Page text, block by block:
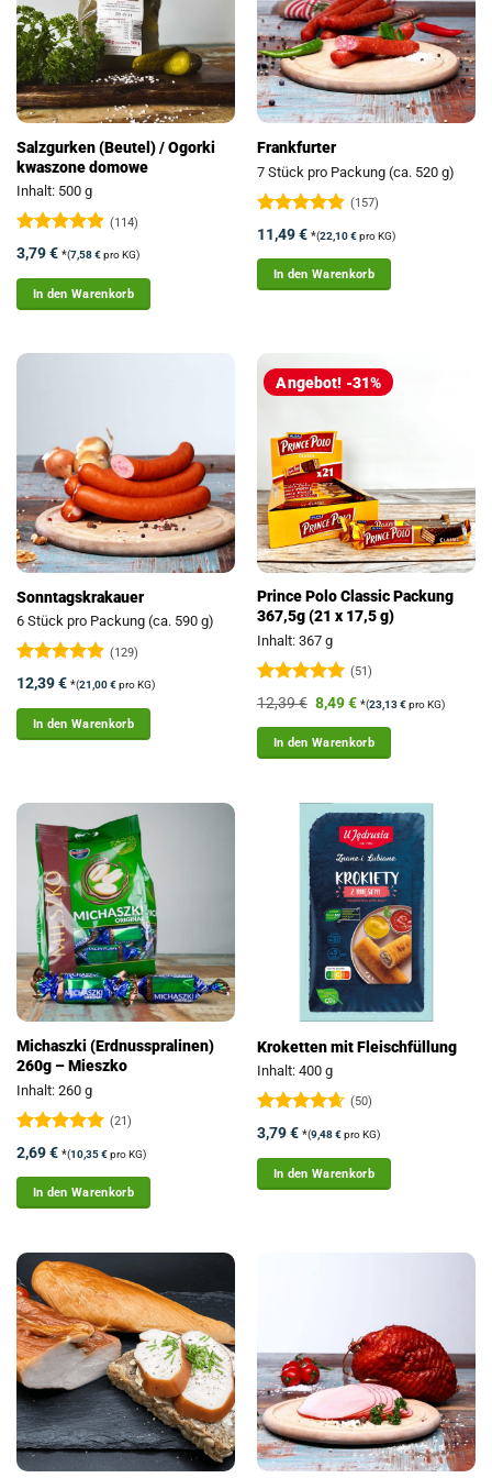
Salzgurken (Beutel) / Ogorki
kwaszone domowe
Inhalt: 500 g
Bewertet
mit 4.89
von 5
(114)
3,79€ *(7,58€pro KG)
In den Warenkorb
Frankfurter
7 Stück pro Packung (ca. 520 g)
Bewertet
mit4.81
von 5
(157)
11,49€ *(22,10€pro KG)
In den Warenkorb
Sonntagskrakauer
6 Stück pro Packung (ca. 590 g)
Bewertet
mit4.88
von 5
(129)
12,39€ *(21,00€pro KG)
In den Warenkorb
Angebot! -31%
Prince Polo Classic Packung
367,5g (21 x 17,5 g)
Inhalt: 367 g
Bewertet
mit 5 von
5
(51)
12,39€ Ursprünglicher
war:
12,39 €
8,49€Aktueller
ist:
8,49 €.
*(23,13€pro KG)
In den Warenkorb
Michaszki (Erdnusspralinen)
260g – Mieszko
Inhalt: 260 g
Bewertet
mit 4.95
von 5
(21)
2,69€ *(10,35€pro KG)
In den Warenkorb
Kroketten mit Fleischfüllung
Inhalt: 400 g
Bewertet
mit 4.64
von 5
(50)
3,79€ *(9,48€pro KG)
In den Warenkorb